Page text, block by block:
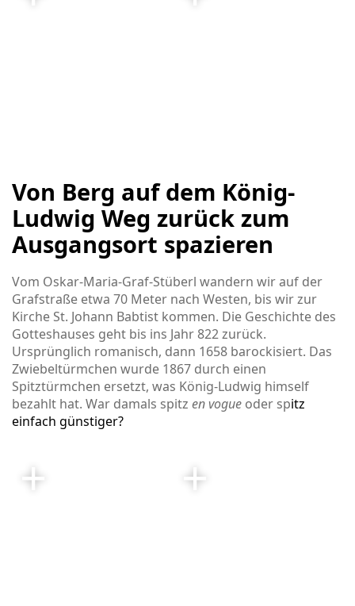
Von Berg auf dem König-
Ludwig Weg zurück zum
Ausgangsort spazieren
Vom Oskar-Maria-Graf-Stüberl wandern wir auf der
Grafstraße etwa 70 Meter nach Westen, bis wir zur
Kirche St. Johann Babtist kommen. Die Geschichte des
Gotteshauses geht bis ins Jahr 822 zurück.
Ursprünglich romanisch, dann 1658 barockisiert. Das
Zwiebeltürmchen wurde 1867 durch einen
Spitztürmchen ersetzt, was König-Ludwig himself
bezahlt hat. War damals spitz en vogue oder spitz
einfach günstiger?